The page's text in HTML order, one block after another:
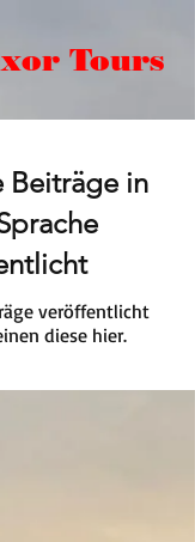
Tours
Beiträge in
veröffentlicht
diese hier.